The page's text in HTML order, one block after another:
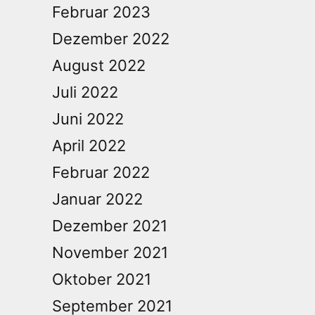
Februar 2023
Dezember 2022
August 2022
Juli 2022
Juni 2022
April 2022
Februar 2022
Januar 2022
Dezember 2021
November 2021
Oktober 2021
September 2021